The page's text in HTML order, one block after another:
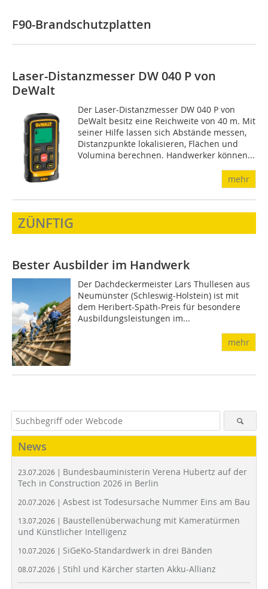
F90-Brandschutzplatten
Laser-Distanzmesser DW 040 P von
DeWalt
Der Laser-Distanzmesser DW 040 P von
DeWalt besitz eine Reichweite von 40 m. Mit
seiner Hilfe lassen sich Abstände messen,
Distanzpunkte lokalisieren, Flächen und
Volumina berechnen. Handwerker können...
mehr
ZÜNFTIG
Bester Ausbilder im Handwerk
Der Dachdeckermeister Lars Thullesen aus
Neumünster (Schleswig-Holstein) ist mit
dem Heribert-Späth-Preis für besondere
Ausbildungsleistungen im...
mehr
News
23.07.2026 | Bundesbauministerin Verena Hubertz auf der
Tech in Construction 2026 in Berlin
20.07.2026 | Asbest ist Todesursache Nummer Eins am Bau
13.07.2026 | Baustellenüberwachung mit Kameratürmen
und Künstlicher Intelligenz
10.07.2026 | SiGeKo-Standardwerk in drei Bänden
08.07.2026 | Stihl und Kärcher starten Akku-Allianz